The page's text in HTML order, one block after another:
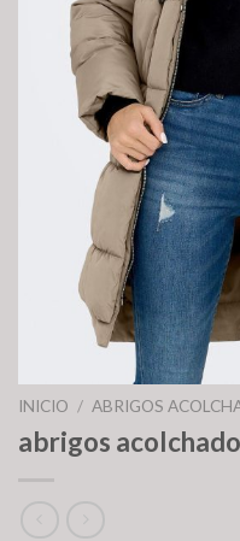
INICIO / ABRIGOS
abrigos